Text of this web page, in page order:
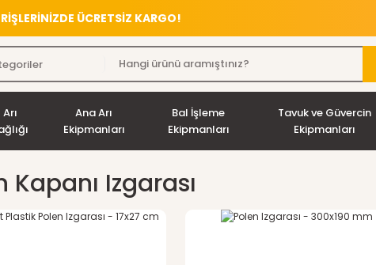
ÜCRETSİZ KARGO!
Arı
Ana Arı
Ekipmanları
Bal İşleme
Ekipmanları
Tavuk ve Güvercin
Ekipmanları
Kapanı Izgarası